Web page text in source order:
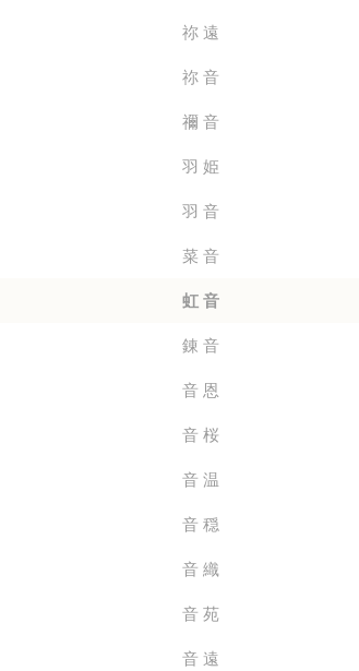
祢 遠
祢 音
禰 音
羽 姫
羽 音
菜 音
虹 音
錬 音
音 恩
音 桜
音 温
音 穏
音 織
音 苑
音 遠